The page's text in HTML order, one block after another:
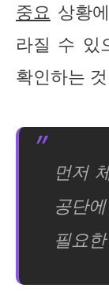
중요 상황
라질 수 있
확인하는
먼저
공단
필요